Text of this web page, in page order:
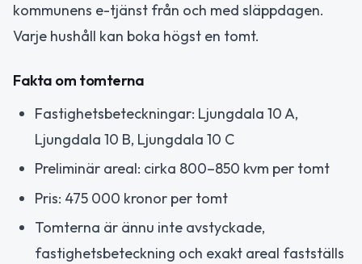
kommunens e-tjänst från och med släppdagen.
Varje hushåll kan boka högst en tomt.
Fakta om tomterna
Fastighetsbeteckningar: Ljungdala 10 A,
Ljungdala 10 B, Ljungdala 10 C
Preliminär areal: cirka 800–850 kvm per tomt
Pris: 475 000 kronor per tomt
Tomterna är ännu inte avstyckade,
fastighetsbeteckning och exakt areal fastställs